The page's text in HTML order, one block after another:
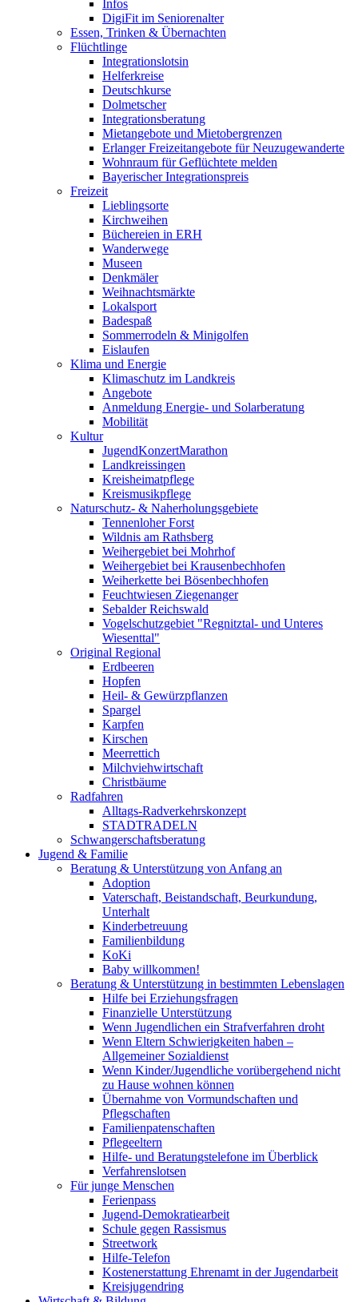
Infos
DigiFit im Seniorenalter
Essen, Trinken & Übernachten
Flüchtlinge
Integrationslotsin
Helferkreise
Deutschkurse
Dolmetscher
Integrationsberatung
Mietangebote und Mietobergrenzen
Erlanger Freizeitangebote für Neuzugewanderte
Wohnraum für Geflüchtete melden
Bayerischer Integrationspreis
Freizeit
Lieblingsorte
Kirchweihen
Büchereien in ERH
Wanderwege
Museen
Denkmäler
Weihnachtsmärkte
Lokalsport
Badespaß
Sommerrodeln & Minigolfen
Eislaufen
Klima und Energie
Klimaschutz im Landkreis
Angebote
Anmeldung Energie- und Solarberatung
Mobilität
Kultur
JugendKonzertMarathon
Landkreissingen
Kreisheimatpflege
Kreismusikpflege
Naturschutz- & Naherholungsgebiete
Tennenloher Forst
Wildnis am Rathsberg
Weihergebiet bei Mohrhof
Weihergebiet bei Krausenbechhofen
Weiherkette bei Bösenbechhofen
Feuchtwiesen Ziegenanger
Sebalder Reichswald
Vogelschutzgebiet "Regnitztal- und Unteres
Wiesenttal"
Original Regional
Erdbeeren
Hopfen
Heil- & Gewürzpflanzen
Spargel
Karpfen
Kirschen
Meerrettich
Milchviehwirtschaft
Christbäume
Radfahren
Alltags-Radverkehrskonzept
STADTRADELN
Schwangerschaftsberatung
Jugend & Familie
Beratung & Unterstützung von Anfang an
Adoption
Vaterschaft, Beistandschaft, Beurkundung,
Unterhalt
Kinderbetreuung
Familienbildung
KoKi
Baby willkommen!
Beratung & Unterstützung in bestimmten Lebenslagen
Hilfe bei Erziehungsfragen
Finanzielle Unterstützung
Wenn Jugendlichen ein Strafverfahren droht
Wenn Eltern Schwierigkeiten haben –
Allgemeiner Sozialdienst
Wenn Kinder/Jugendliche vorübergehend nicht
zu Hause wohnen können
Übernahme von Vormundschaften und
Pflegschaften
Familienpatenschaften
Pflegeeltern
Hilfe- und Beratungstelefone im Überblick
Verfahrenslotsen
Für junge Menschen
Ferienpass
Jugend-Demokratiearbeit
Schule gegen Rassismus
Streetwork
Hilfe-Telefon
Kostenerstattung Ehrenamt in der Jugendarbeit
Kreisjugendring